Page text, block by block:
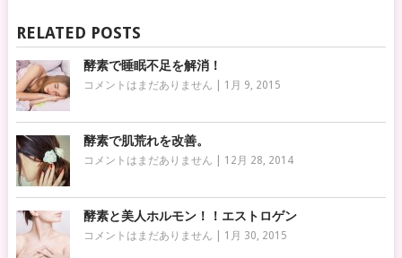
RELATED POSTS
酵素で睡眠不足を解消！
コメントはまだありません 1月 9, 2015
酵素で肌荒れを改善。
コメントはまだありません 12月 28, 2014
酵素と美人ホルモン！！エストロゲン
コメントはまだありません 1月 30, 2015